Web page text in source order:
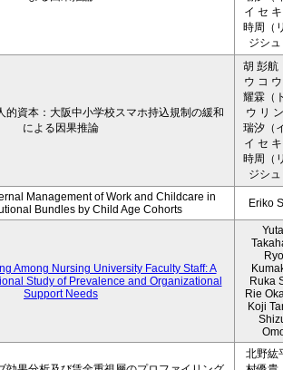
イ セ
時周（
ジシ
的資本：大阪中小学校スマホ持込規制の緩和
による因果推論
胡 彭航
ウ コ
耀霖（
ウ リ
瑞汐（
イ セ
時周（
ジシ
Management of Work and Childcare in
Bundles by Child Age Cohorts
Eriko
Among Nursing University Faculty Staff: A
Study of Prevalence and Organizational
Support Needs
Ruka
Rie
Koji
北野紘